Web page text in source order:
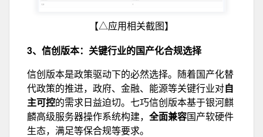
【△应用相关截图】
3、信创版本： 关键行业的国产化合规选择
信创版本是政策驱动下的必然选择。随着国产化替
代政策的推进，政府、金融、能源等关键行业对自
主可控的需求日益迫切。七巧信创版本基于银河麒
麟高级服务器操作系统构建， 全面兼容国产软硬件
生态，满足等保合规等要求。